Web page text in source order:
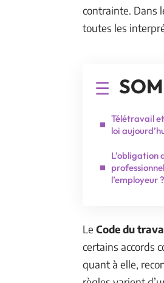
contrainte. Dans
toutes les
Télétravail
loi
L’obligation
l’employeur ?
Le Code du
certains accords
quant à elle,